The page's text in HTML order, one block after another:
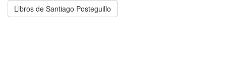
Libros de Santiago Posteguillo